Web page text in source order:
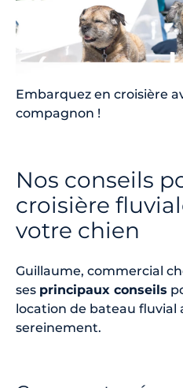
Embarquez en croisière
compagnon !
Nos conseils
croisière
votre chien
Guillaume, commercial
ses principaux conseils
location de bateau fluvial
sereinement.